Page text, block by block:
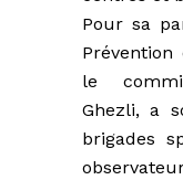
Pour sa
le
Ghezli, a
brigades